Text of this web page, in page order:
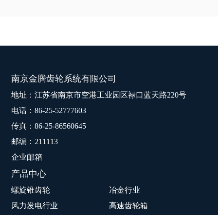
南京金腾齿轮系统有限公司
地址：江苏省南京市空港工业园区禄口蓝天路220号
电话：86-25-52777603
传真：86-25-86560645
邮编：211113
企业邮箱
产品中心
螺旋锥齿轮
冶金行业
风力发电行业
高速齿轮箱